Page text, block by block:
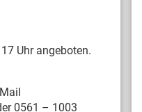
Uhr angeboten.
0561 – 1003